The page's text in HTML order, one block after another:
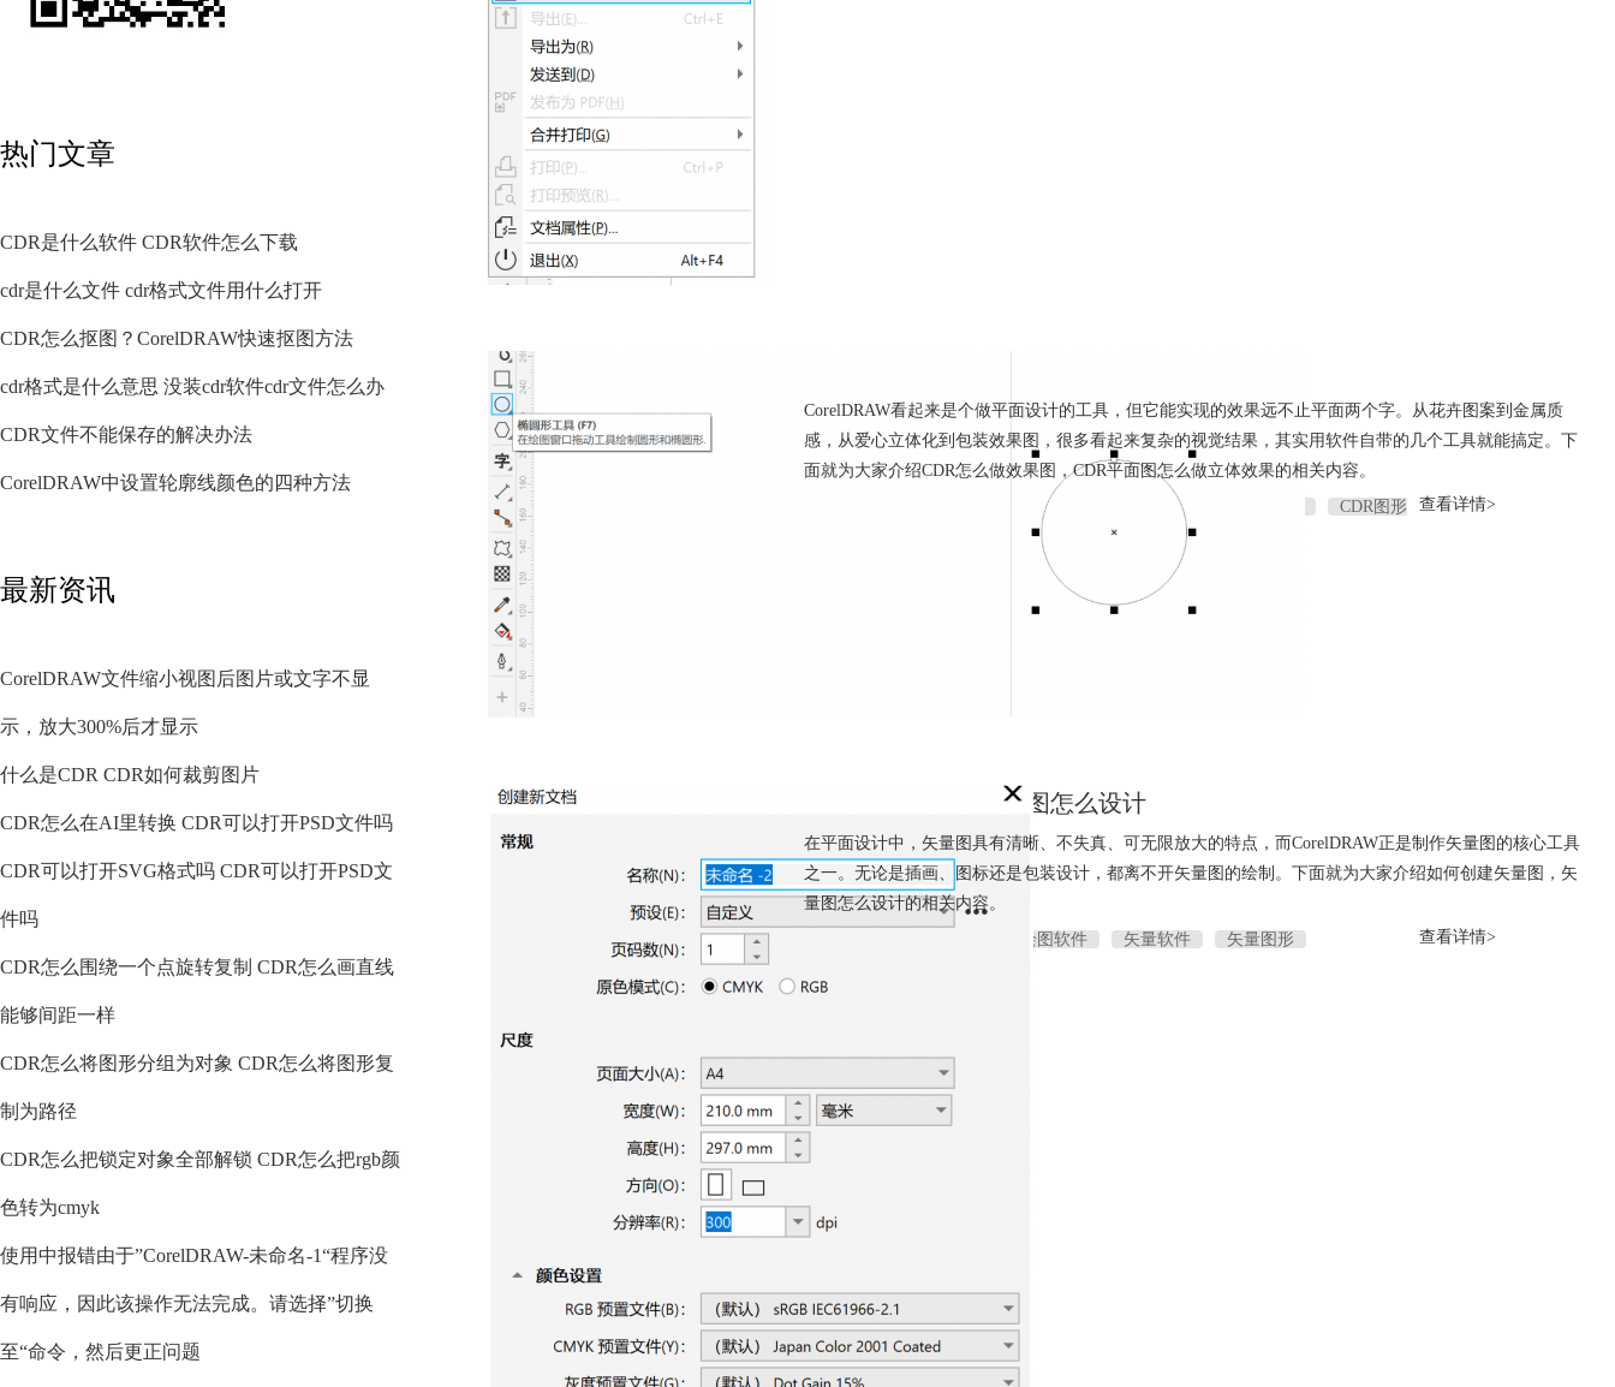
热门文章
CDR是什么软件 CDR软件怎么下载
cdr是什么文件 cdr格式文件用什么打开
CDR怎么抠图？CorelDRAW快速抠图方法
cdr格式是什么意思 没装cdr软件cdr文件怎么办
CDR文件不能保存的解决办法
CorelDRAW中设置轮廓线颜色的四种方法
最新资讯
CorelDRAW文件缩小视图后图片或文字不显
示，放大300%后才显示
什么是CDR CDR如何裁剪图片
CDR怎么在AI里转换 CDR可以打开PSD文件吗
CDR可以打开SVG格式吗 CDR可以打开PSD文
件吗
CDR怎么围绕一个点旋转复制 CDR怎么画直线
能够间距一样
CDR怎么将图形分组为对象 CDR怎么将图形复
制为路径
CDR怎么把锁定对象全部解锁 CDR怎么把rgb颜
色转为cmyk
使用中报错由于”CorelDRAW-未命名-1“程序没
有响应，因此该操作无法完成。请选择”切换
至“命令，然后更正问题
CorelDRAW看起来是个做平面设计的工具，但它能实现的效果远不止平面两个字。从花卉图案到金属质
感，从爱心立体化到包装效果图，很多看起来复杂的视觉结果，其实用软件自带的几个工具就能搞定。下
面就为大家介绍CDR怎么做效果图，CDR平面图怎么做立体效果的相关内容。
平面设计软件
CDR图形
查看详情>
如何创建矢量图 矢量图怎么设计
在平面设计中，矢量图具有清晰、不失真、可无限放大的特点，而CorelDRAW正是制作矢量图的核心工具
之一。无论是插画、图标还是包装设计，都离不开矢量图的绘制。下面就为大家介绍如何创建矢量图，矢
量图怎么设计的相关内容。
矢量绘图软件 矢量软件 矢量图形 查看详情>